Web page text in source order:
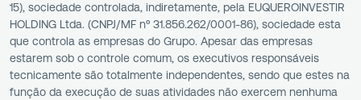
15), sociedade controlada, indiretamente, pela EUQUEROINVESTIR
HOLDING Ltda. (CNPJ/MF nº 31.856.262/0001-86), sociedade esta
que controla as empresas do Grupo. Apesar das empresas
estarem sob o controle comum, os executivos responsáveis
tecnicamente são totalmente independentes, sendo que estes na
função da execução de suas atividades não exercem nenhuma